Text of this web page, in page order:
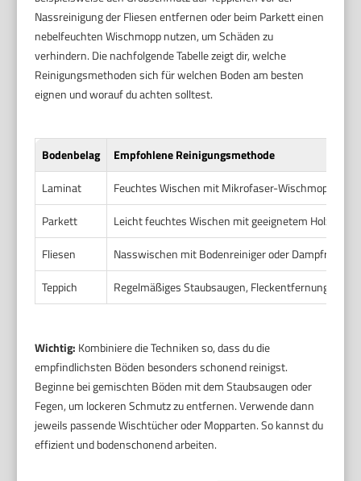
Nassreinigung der Fliesen entfernen oder beim Parkett einen
nebelfeuchten Wischmopp nutzen, um Schäden zu
verhindern. Die nachfolgende Tabelle zeigt dir, welche
Reinigungsmethoden sich für welchen Boden am besten
eignen und worauf du achten solltest.
Bodenbelag
Empfohlene Reinigungsmethode
Laminat
Feuchtes Wischen mit Mikrofaser-Wischmopp
Parkett
Leicht feuchtes Wischen mit geeignetem
Fliesen
Nasswischen mit Bodenreiniger oder Dampfreiniger
Teppich
Regelmäßiges Staubsaugen, Fleckentfernung mit
Wichtig: Kombiniere die Techniken so, dass du die
empfindlichsten Böden besonders schonend reinigst.
Beginne bei gemischten Böden mit dem Staubsaugen oder
Fegen, um lockeren Schmutz zu entfernen. Verwende dann
jeweils passende Wischtücher oder Mopparten. So kannst du
effizient und bodenschonend arbeiten.